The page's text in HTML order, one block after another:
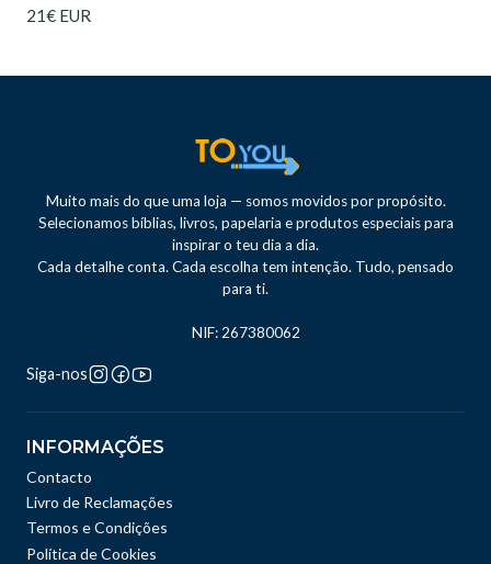
21€ EUR
Muito mais do que uma loja — somos movidos por propósito.
Selecionamos bíblias, livros, papelaria e produtos especiais para
inspirar o teu dia a dia.
Cada detalhe conta. Cada escolha tem intenção. Tudo, pensado
para ti.
NIF: 267380062
Siga-nos
INFORMAÇÕES
Contacto
Livro de Reclamações
Termos e Condições
Política de Cookies